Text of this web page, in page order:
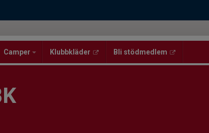
Camper Klubbkläder Bli stödmedlem